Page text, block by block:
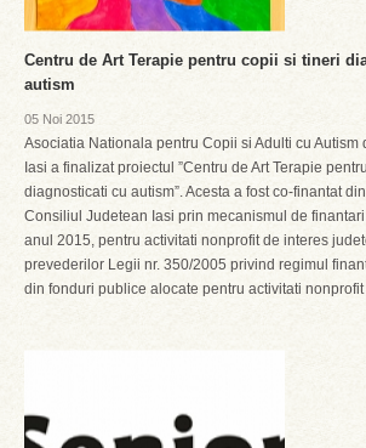
Centru de Art Terapie pentru copii si tineri
autism
05 Noi 2015
Asociatia Nationala pentru Copii si Adulti cu Autism
Iasi a finalizat proiectul ”Centru de Art Terapie
diagnosticati cu autism”. Acesta a fost co-finantat
Consiliul Judetean Iasi prin mecanismul de
anul 2015, pentru activitati nonprofit de interes
prevederilor Legii nr. 350/2005 privind regimul
din fonduri publice alocate pentru activitati